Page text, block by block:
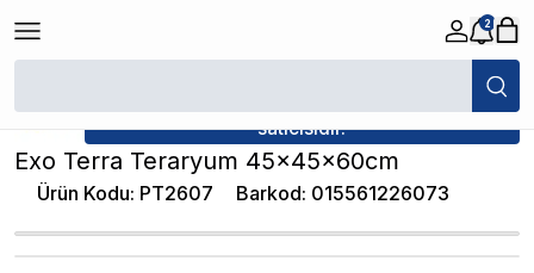
2
/
satıcısıdır.
Exo Terra Teraryum 45x45x60cm
Ürün Kodu: PT2607 Barkod: 015561226073